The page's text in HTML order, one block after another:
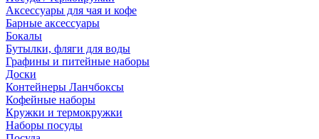
Аксессуары для чая и кофе
Барные аксессуары
Бокалы
Бутылки, фляги для воды
Графины и питейные наборы
Доски
Контейнеры Ланчбоксы
Кофейные наборы
Кружки и термокружки
Наборы посуды